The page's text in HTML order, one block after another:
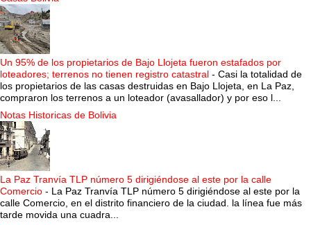
Un 95% de los propietarios de Bajo Llojeta fueron estafados por
loteadores; terrenos no tienen registro catastral - Casi la totalidad de
los propietarios de las casas destruidas en Bajo Llojeta, en La Paz,
compraron los terrenos a un loteador (avasallador) y por eso l...
Notas Historicas de Bolivia
La Paz Tranvía TLP número 5 dirigiéndose al este por la calle
Comercio - La Paz Tranvía TLP número 5 dirigiéndose al este por la
calle Comercio, en el distrito financiero de la ciudad. la línea fue más
tarde movida una cuadra...